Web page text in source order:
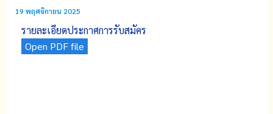
19 พฤศจิกายน 2025
รายละเอียดประกาศการรับสมัคร
Open PDF file